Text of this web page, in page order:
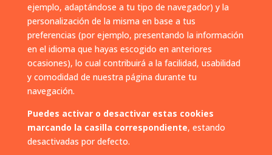
ejemplo, adaptándose a tu tipo de navegador) y la
personalización de la misma en base a tus
preferencias (por ejemplo, presentando la información
en el idioma que hayas escogido en anteriores
ocasiones), lo cual contribuirá a la facilidad, usabilidad
y comodidad de nuestra página durante tu
navegación.
Puedes activar o desactivar estas cookies
marcando la casilla correspondiente, estando
desactivadas por defecto.